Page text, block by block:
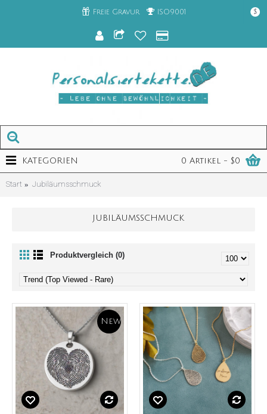
Freie Gravur ISO9001 $
0 Artikel - $0
KATEGORIEN
Start Jubiläumsschmuck
JUBILÄUMSSCHMUCK
Produktvergleich (0)
New